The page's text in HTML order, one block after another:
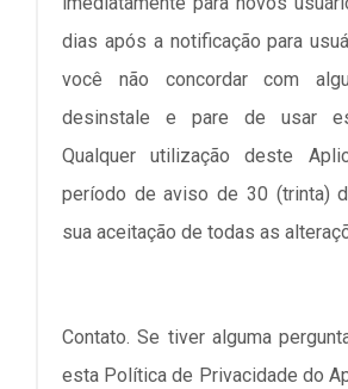
dias após a notificação para
você não concordar com
desinstale e pare de usar
Qualquer utilização deste
período de aviso de 30 (trinta)
sua aceitação de todas as
Contato. Se tiver alguma
esta Política de Privacidade do